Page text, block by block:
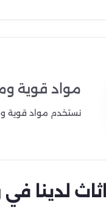
مواد قوية
نستخدم مواد قوية
لدينا